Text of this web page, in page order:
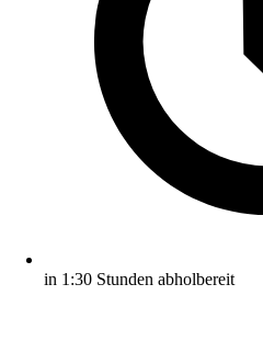
in 1:30 Stunden abholbereit